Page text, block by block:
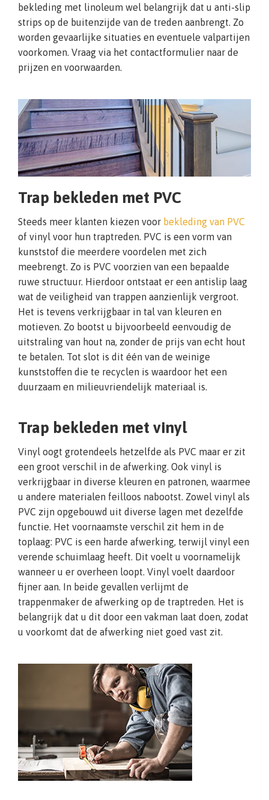
bekleding met linoleum wel belangrijk dat u anti-slip
strips op de buitenzijde van de treden aanbrengt. Zo
worden gevaarlijke situaties en eventuele valpartijen
voorkomen. Vraag via het contactformulier naar de
prijzen en voorwaarden.
Trap bekleden met PVC
Steeds meer klanten kiezen voor bekleding van PVC
of vinyl voor hun traptreden. PVC is een vorm van
kunststof die meerdere voordelen met zich
meebrengt. Zo is PVC voorzien van een bepaalde
ruwe structuur. Hierdoor ontstaat er een antislip laag
wat de veiligheid van trappen aanzienlijk vergroot.
Het is tevens verkrijgbaar in tal van kleuren en
motieven. Zo bootst u bijvoorbeeld eenvoudig de
uitstraling van hout na, zonder de prijs van echt hout
te betalen. Tot slot is dit één van de weinige
kunststoffen die te recyclen is waardoor het een
duurzaam en milieuvriendelijk materiaal is.
Trap bekleden met vinyl
Vinyl oogt grotendeels hetzelfde als PVC maar er zit
een groot verschil in de afwerking. Ook vinyl is
verkrijgbaar in diverse kleuren en patronen, waarmee
u andere materialen feilloos nabootst. Zowel vinyl als
PVC zijn opgebouwd uit diverse lagen met dezelfde
functie. Het voornaamste verschil zit hem in de
toplaag: PVC is een harde afwerking, terwijl vinyl een
verende schuimlaag heeft. Dit voelt u voornamelijk
wanneer u er overheen loopt. Vinyl voelt daardoor
fijner aan. In beide gevallen verlijmt de
trappenmaker de afwerking op de traptreden. Het is
belangrijk dat u dit door een vakman laat doen, zodat
u voorkomt dat de afwerking niet goed vast zit.